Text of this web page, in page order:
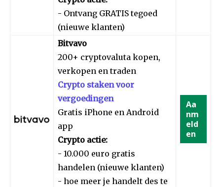
- Ontvang GRATIS tegoed
(nieuwe klanten)
Bitvavo
200+ cryptovaluta kopen,
verkopen en traden
Crypto staken voor
vergoedingen
Gratis iPhone en Android
app
Crypto actie:
- 10.000 euro gratis
handelen (nieuwe klanten)
- hoe meer je handelt des te
Aa
nm
eld
en